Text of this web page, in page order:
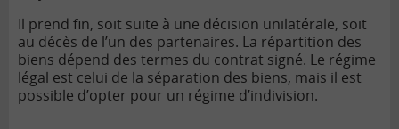
Il prend fin, soit suite à une décision unilatérale, soit
au décès de l’un des partenaires. La répartition des
biens dépend des termes du contrat signé. Le régime
légal est celui de la séparation des biens, mais il est
possible d’opter pour un régime d’indivision.